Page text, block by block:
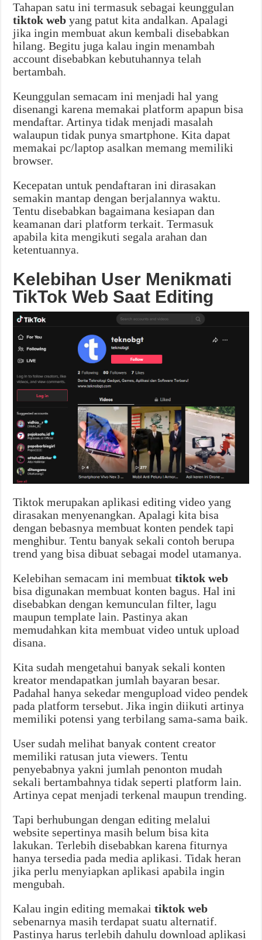
Tahapan satu ini termasuk sebagai keunggulan
tiktok web yang patut kita andalkan. Apalagi
jika ingin membuat akun kembali disebabkan
hilang. Begitu juga kalau ingin menambah
account disebabkan kebutuhannya telah
bertambah.
Keunggulan semacam ini menjadi hal yang
disenangi karena memakai platform apapun bisa
mendaftar. Artinya tidak menjadi masalah
walaupun tidak punya smartphone. Kita dapat
memakai pc/laptop asalkan memang memiliki
browser.
Kecepatan untuk pendaftaran ini dirasakan
semakin mantap dengan berjalannya waktu.
Tentu disebabkan bagaimana kesiapan dan
keamanan dari platform terkait. Termasuk
apabila kita mengikuti segala arahan dan
ketentuannya.
Kelebihan User Menikmati
TikTok Web Saat Editing
Tiktok merupakan aplikasi editing video yang
dirasakan menyenangkan. Apalagi kita bisa
dengan bebasnya membuat konten pendek tapi
menghibur. Tentu banyak sekali contoh berupa
trend yang bisa dibuat sebagai model utamanya.
Kelebihan semacam ini membuat tiktok web
bisa digunakan membuat konten bagus. Hal ini
disebabkan dengan kemunculan filter, lagu
maupun template lain. Pastinya akan
memudahkan kita membuat video untuk upload
disana.
Kita sudah mengetahui banyak sekali konten
kreator mendapatkan jumlah bayaran besar.
Padahal hanya sekedar mengupload video pendek
pada platform tersebut. Jika ingin diikuti artinya
memiliki potensi yang terbilang sama-sama baik.
User sudah melihat banyak content creator
memiliki ratusan juta viewers. Tentu
penyebabnya yakni jumlah penonton mudah
sekali bertambahnya tidak seperti platform lain.
Artinya cepat menjadi terkenal maupun trending.
Tapi berhubungan dengan editing melalui
website sepertinya masih belum bisa kita
lakukan. Terlebih disebabkan karena fiturnya
hanya tersedia pada media aplikasi. Tidak heran
jika perlu menyiapkan aplikasi apabila ingin
mengubah.
Kalau ingin editing memakaitiktok web
sebenarnya masih terdapat suatu alternatif.
Pastinya harus terlebih dahulu download aplikasi